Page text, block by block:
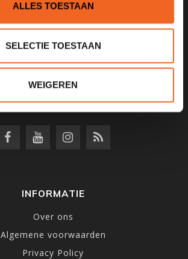
ALLES TOESTAAN
SELECTIE TOESTAAN
WEIGEREN
Poelweg 1B
1531MD
Wormer
075 621 8805
info@kajak.nl
INFORMATIE
Over ons
Algemene voorwaarden
Privacy Policy